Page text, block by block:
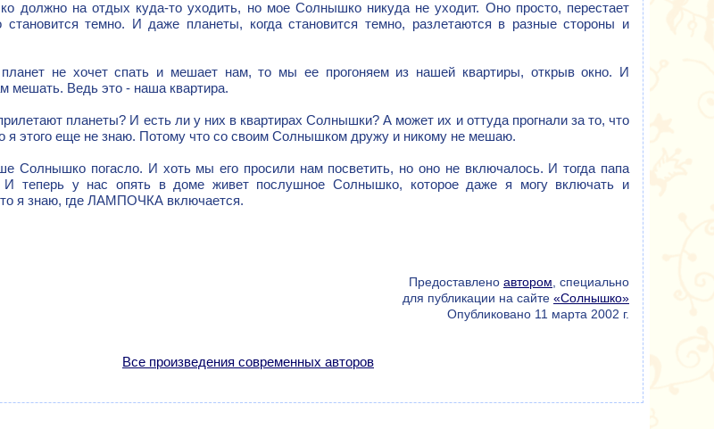
должно на отдых куда-то уходить, но мое Солнышко никуда не уходит. Оно просто, перестает
становится темно. И даже планеты, когда становится темно, разлетаются в разные стороны и
не хочет спать и мешает нам, то мы ее прогоняем из нашей квартиры, открыв окно. И
мешать. Ведь это - наша квартира.
планеты? И есть ли у них в квартирах Солнышки? А может их и оттуда прогнали за то, что
я этого еще не знаю. Потому что со своим Солнышком дружу и никому не мешаю.
Солнышко погасло. И хоть мы его просили нам посветить, но оно не включалось. И тогда папа
теперь у нас опять в доме живет послушное Солнышко, которое даже я могу включать и
я знаю, где ЛАМПОЧКА включается.
Предоставлено автором, специально
для публикации на сайте «Солнышко»
Опубликовано 11 марта 2002 г.
Все произведения современных авторов